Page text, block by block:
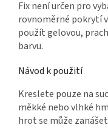
Fix není určen pro
rovnoměrné pokrytí
použít gelovou,
barvu.
Návod k použití
Kreslete pouze na
měkké nebo vlhké
hrot se může